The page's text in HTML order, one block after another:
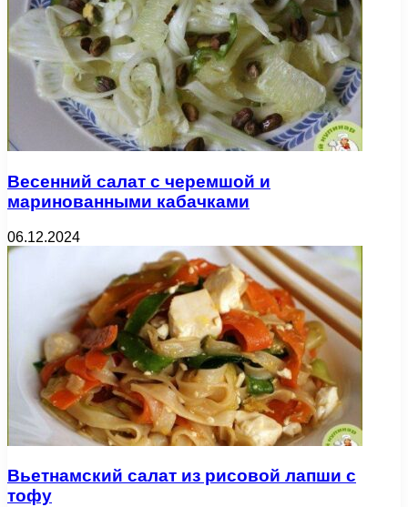
Весенний салат с черемшой и
маринованными кабачками
06.12.2024
Вьетнамский салат из рисовой лапши с
тофу